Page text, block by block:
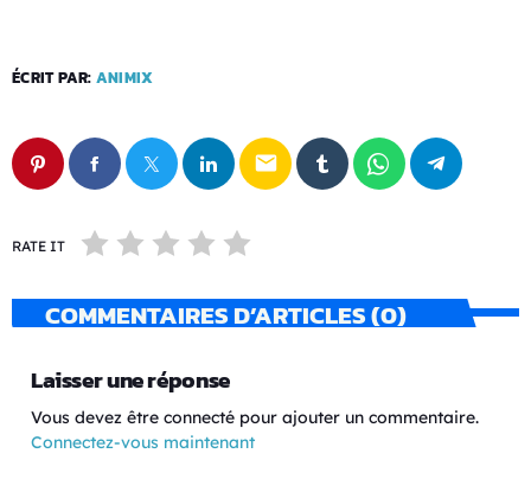
ÉCRIT PAR: ANIMIX
email
RATE IT
COMMENTAIRES D’ARTICLES (0)
Laisser une réponse
Vous devez être connecté pour ajouter un commentaire.
Connectez-vous maintenant